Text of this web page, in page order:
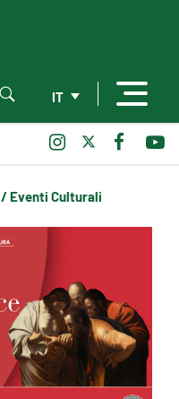
IT
/ Eventi Culturali